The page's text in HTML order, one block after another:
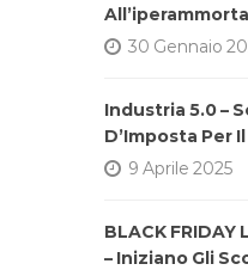
30 Gennaio
Industria 5.0 –
D’Imposta Per
9 Aprile 2025
BLACK FRIDAY
– Iniziano Gli